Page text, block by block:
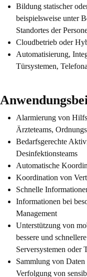
Bildung statischer
beispielsweise unter
Standortes der
Cloudbetrieb oder
Automatisierung,
Türsystemen,
Alarmierung von
Ärzteteams,
Bedarfsgerechte
Desinfektionsteams
Automatische
Koordination von
Schnelle
Informationen bei
Management
Unterstützung von
bessere und
Serversystemen oder
Sammlung von
Verfolgung von